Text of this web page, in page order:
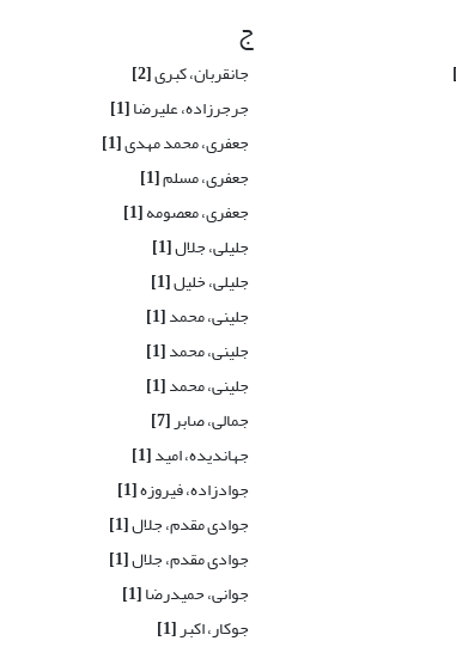
ج
جانقربان، کبری[2]
جرجرزاده، علیرضا[1]
جعفری، محمد مهدی[1]
جعفری، مسلم[1]
جعفری، معصومه[1]
جلیلی، جلال[1]
جلیلی، خلیل[1]
جلینی، محمد[1]
جلینی، محمد[1]
جلینی، محمد[1]
جمالی، صابر[7]
جهاندیده، امید[1]
جوادزاده، فیروزه[1]
جوادی مقدم، جلال[1]
جوادی مقدم، جلال[1]
جوانی، حمیدرضا[1]
جوکار، اکبر[1]